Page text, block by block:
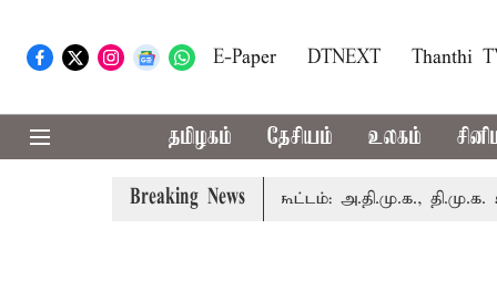
E-Paper DTNEXT Thanthi
தமிழகம் தேசியம் உலகம்
Breaking News
இன்று எம்.பி.க்கள் கூட்டம்: அ.தி.மு.க., தி.மு.க.